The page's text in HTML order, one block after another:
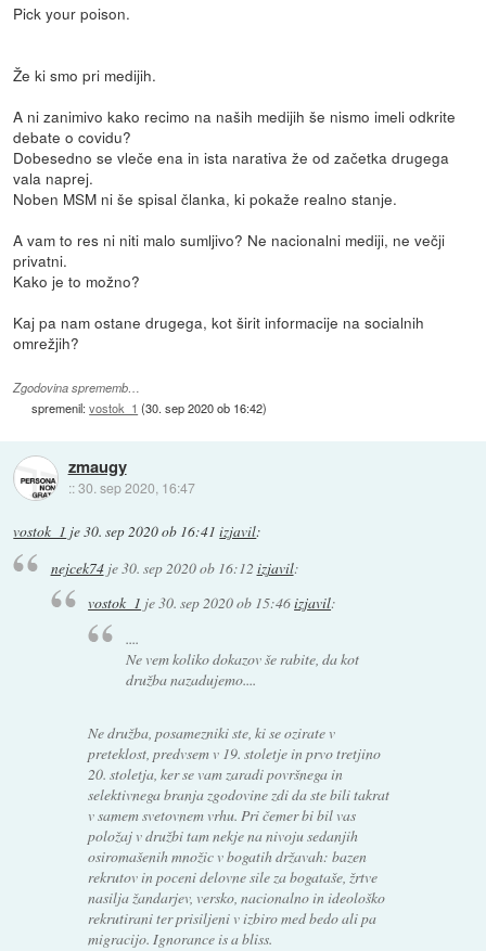
Pick your poison.
Že ki smo pri medijih.
A ni zanimivo kako recimo na naših medijih še nismo imeli odkrite
debate o covidu?
Dobesedno se vleče ena in ista narativa že od začetka drugega
vala naprej.
Noben MSM ni še spisal članka, ki pokaže realno stanje.
A vam to res ni niti malo sumljivo? Ne nacionalni mediji, ne večji
privatni.
Kako je to možno?
Kaj pa nam ostane drugega, kot širit informacije na socialnih
omrežjih?
Zgodovina sprememb…
spremenil:vostok_1 (30. sep 2020 ob 16:42)
zmaugy
::30. sep 2020, 16:47
vostok_1 je30. sep 2020 ob 16:41 izjavil:
nejcek74je30. sep 2020 ob 16:12 izjavil:
vostok_1 je30. sep 2020 ob 15:46izjavil:
....
Ne vem koliko dokazov še rabite, da kot
družba nazadujemo....
Ne družba, posamezniki ste, ki se ozirate v
preteklost, predvsem v 19. stoletje in prvo tretjino
20. stoletja, ker se vam zaradi površnega in
selektivnega branja zgodovine zdi da ste bili takrat
v samem svetovnem vrhu. Pri čemer bi bil vas
položaj v družbi tam nekje na nivoju sedanjih
osiromašenih množic v bogatih državah: bazen
rekrutov in poceni delovne sile za bogataše, žrtve
nasilja žandarjev, versko, nacionalno in ideološko
rekrutirani ter prisiljeni v izbiro med bedo ali pa
migracijo. Ignorance is a bliss.